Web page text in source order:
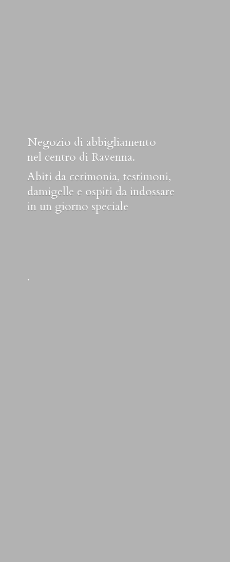
Negozio di abbigliamento
nel centro di Ravenna.
Abiti da cerimonia, testimoni,
damigelle e ospiti da indossare
in un giorno speciale
.